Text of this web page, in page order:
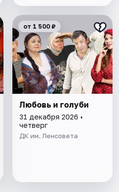
от 1 500 ₽
Любовь и голуби
31 декабря 2026 •
четверг
ДК им. Ленсовета